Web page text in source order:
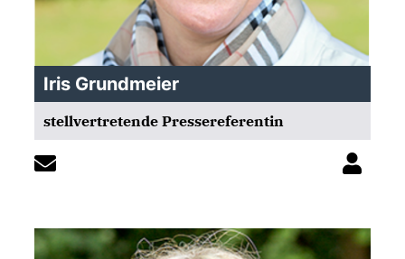
Iris Grundmeier
stellvertretende Pressereferentin